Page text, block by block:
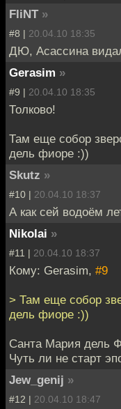
FliNT »
#8 | 20.04.10 18:35
ДЮ, Асассина
Gerasim »
#9 | 20.04.10 18:35
Толково!
Там еще собор
дель фиоре :))
Skutz »
#10 | 20.04.10 18:37
А как сей водоём
Nikolai »
#11 | 20.04.10 18:37
Кому: Gerasim, #9
> Там еще собор
дель фиоре :))
Санта Мария дель
Чуть ли не старт
Jew_genij »
#12 | 20.04.10 18:47